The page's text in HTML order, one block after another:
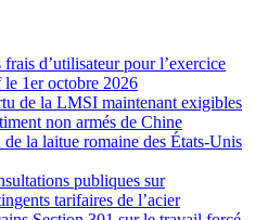
d’utilisateur pour l’exercice
1er octobre 2026
de la LMSI maintenant exigibles
non armés de Chine
la laitue romaine des États-Unis
publiques sur
tarifaires de l’acier